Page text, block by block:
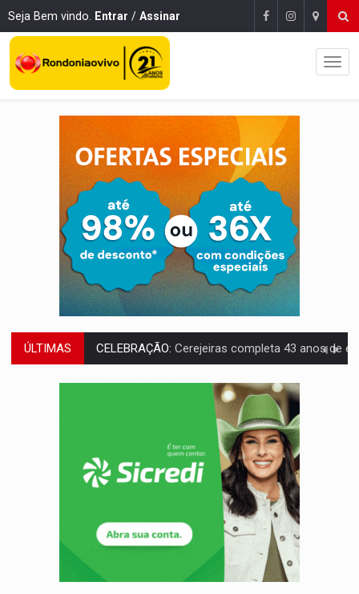
Seja Bem vindo. Entrar / Assinar
ÚLTIMAS
CELEBRAÇÃO:Cerejeiras completa 43 anos de emancipação com
SAÚDE:Anvisa desmente boato sobre presença de plástico ou
VÍDEO:Pitbulls fogem de residência e atacam casal de idosos
Forças policiais apreendem cerca de 1kg de
PF ESTÁ APURANDO: Flávio Bolsonaro escolhe Alfredo Gaspar como vice, alvo de
NO CENTRO: Colisão entre ônibus e carro provoca
Candidato a deputado estadual declara carros por R$ 25 e
VÍDEO:Motocicletas batem de frente e duas pessoas ficam
ENTRADA GRATUITA: Espetáculo As Marias Somos Nós será